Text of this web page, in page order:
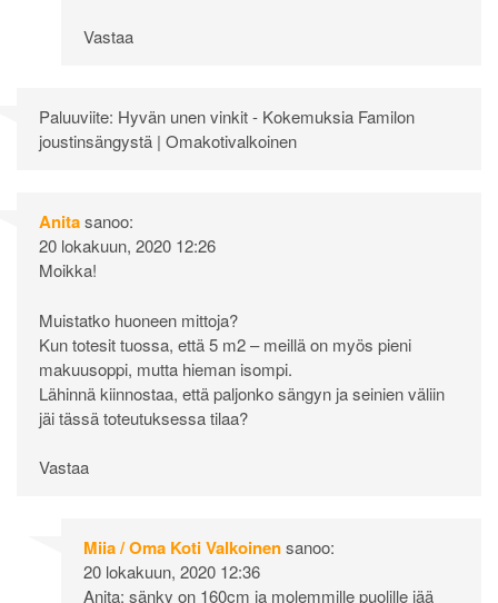
Vastaa
Paluuviite: Hyvän unen vinkit - Kokemuksia Familon
joustinsängystä | Omakotivalkoinen
Anitasanoo:
20 lokakuun, 2020 12:26
Moikka!
Muistatko huoneen mittoja?
Kun totesit tuossa, että 5 m2 – meillä on myös pieni
makuusoppi, mutta hieman isompi.
Lähinnä kiinnostaa, että paljonko sängyn ja seinien väliin
jäi tässä toteutuksessa tilaa?
Vastaa
Miia / Oma Koti Valkoinensanoo:
20 lokakuun, 2020 12:36
Anita: sänky on 160cm ja molemmille puolille jää